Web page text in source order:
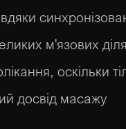
м'язових
оскільки
досвід масажу